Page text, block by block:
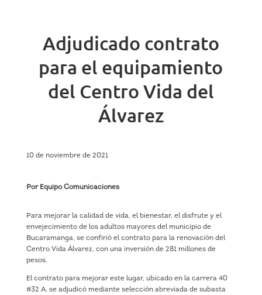
Adjudicado contrato
para el equipamiento
del Centro Vida del
Álvarez
10 de noviembre de 2021
Por Equipo Comunicaciones
Para mejorar la calidad de vida, el bienestar, el disfrute y el
envejecimiento de los adultos mayores del municipio de
Bucaramanga, se confirió el contrato para la renovación del
Centro Vida Álvarez, con una inversión de 281 millones de
pesos.
El contrato para mejorar este lugar, ubicado en la carrera 40
#32 A, se adjudicó mediante selección abreviada de subasta